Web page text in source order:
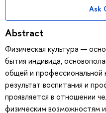
Ask
Abstract
Физическая культура —
бытия индивида,
общей и профессиональной
результат воспитания и
проявляется в отношении
физическим возможностям